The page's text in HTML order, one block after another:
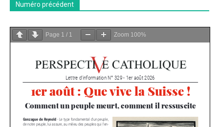
Numéro précédent
Page 1 / 1 Zoom 100%